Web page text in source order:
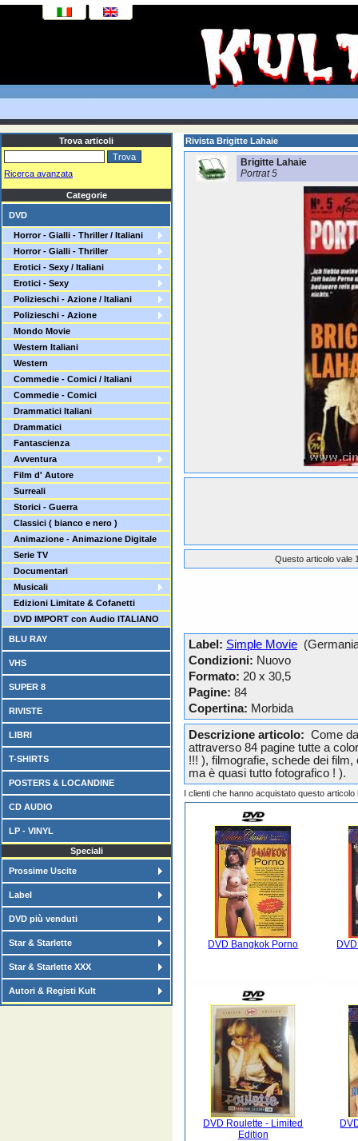
Trova articoli
Ricerca avanzata
Categorie
DVD
Horror - Gialli - Thriller / Italiani
Horror - Gialli - Thriller
Erotici - Sexy / Italiani
Erotici - Sexy
Polizieschi - Azione / Italiani
Polizieschi - Azione
Mondo Movie
Western Italiani
Western
Commedie - Comici / Italiani
Commedie - Comici
Drammatici Italiani
Drammatici
Fantascienza
Avventura
Film d' Autore
Surreali
Storici - Guerra
Classici ( bianco e nero )
Animazione - Animazione Digitale
Serie TV
Documentari
Musicali
Edizioni Limitate & Cofanetti
DVD IMPORT con Audio ITALIANO
BLU RAY
VHS
SUPER 8
RIVISTE
LIBRI
T-SHIRTS
POSTERS & LOCANDINE
CD AUDIO
LP - VINYL
Speciali
Prossime Uscite
Label
DVD più venduti
Star & Starlette
Star & Starlette XXX
Autori & Registi Kult
Rivista Brigitte Lahaie
Brigitte Lahaie
Portrat 5
Questo articolo vale
Label: Simple Movie
Condizioni: Nuovo
Formato: 20 x 30,5
Pagine: 84
Copertina: Morbida
Descrizione articolo: Come
attraverso 84 pagine tutte a
!!! ), filmografie, schede dei
ma è quasi tutto fotografico ! ).
I clienti che hanno acquistato questo
DVD Bangkok Porno
DVD Roulette - Limited
Edition